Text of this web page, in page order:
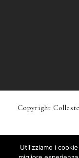
Copyright
Design
Privacy –
Utilizziamo i